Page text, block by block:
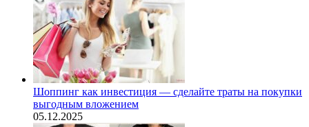
Шоппинг как инвестиция — сделайте траты на покупки
выгодным вложением
05.12.2025